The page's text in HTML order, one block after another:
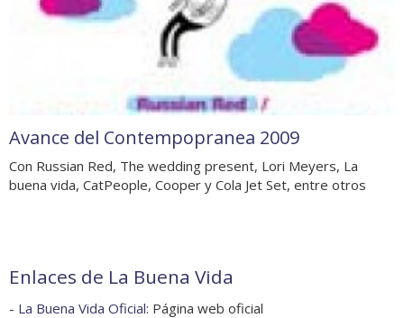
Avance del Contempopranea 2009
Con Russian Red, The wedding present, Lori Meyers, La
buena vida, CatPeople, Cooper y Cola Jet Set, entre otros
Enlaces de La Buena Vida
- La Buena Vida Oficial: Página web oficial